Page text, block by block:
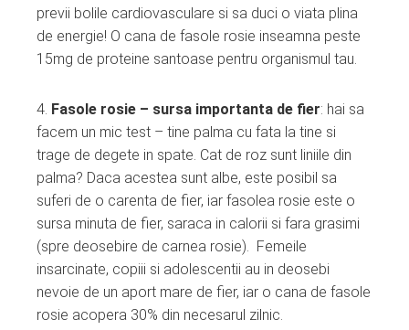
previi bolile cardiovasculare si sa duci o viata plina
de energie! O cana de fasole rosie inseamna peste
15mg de proteine santoase pentru organismul tau.
4. Fasole rosie – sursa importanta de fier: hai sa
facem un mic test – tine palma cu fata la tine si
trage de degete in spate. Cat de roz sunt liniile din
palma? Daca acestea sunt albe, este posibil sa
suferi de o carenta de fier, iar fasolea rosie este o
sursa minuta de fier, saraca in calorii si fara grasimi
(spre deosebire de carnea rosie). Femeile
insarcinate, copiii si adolescentii au in deosebi
nevoie de un aport mare de fier, iar o cana de fasole
rosie acopera 30% din necesarul zilnic.